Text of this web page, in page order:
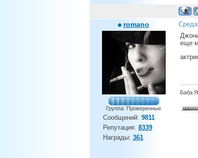
romano
Группа: Проверенные
Сообщений: 9811
Репутация: 8339
Награды: 361
еще
Баба